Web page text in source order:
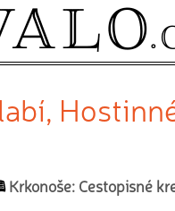
Krkonoše: Cestopisné